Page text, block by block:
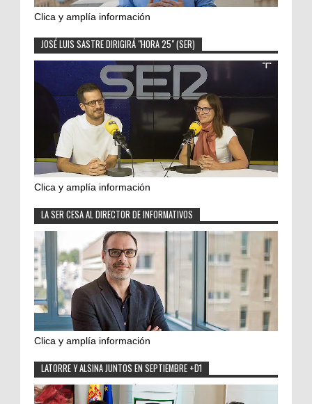
Clica y amplía información
JOSÉ LUIS SASTRE DIRIGIRÁ "HORA 25" (SER)
Clica y amplía información
LA SER CESA AL DIRECTOR DE INFORMATIVOS
Clica y amplía información
LATORRE Y ALSINA JUNTOS EN SEPTIEMBRE +D1